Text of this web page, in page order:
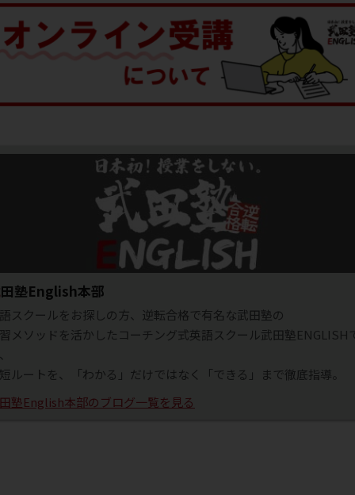
武田塾English本部
スクールをお探しの方、逆転合格で有名な武田塾の
メソッドを活かしたコーチング式英語スクール武田塾ENGLISH
ルートを、「わかる」だけではなく「できる」まで徹底指導。
塾English本部のブログ一覧を見る